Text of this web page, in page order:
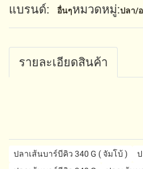
แบรนด์: อื่นๆหมวดหมู่:ปลา/
รายละเอียดสินค้า
ปลาเส้นบาร์บีคิว 340 G ( จัมโบ้ )